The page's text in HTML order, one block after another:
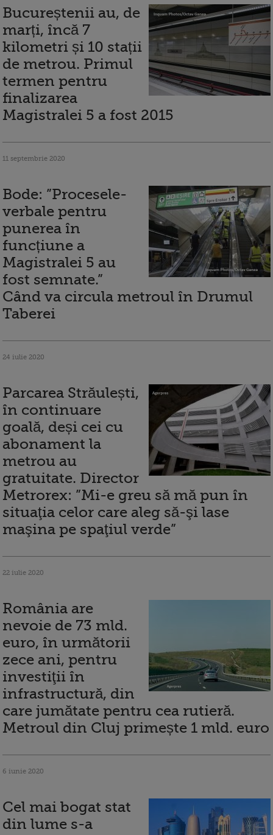
Bucureștenii au, de
marți, încă 7
kilometri și 10 stații
de metrou. Primul
termen pentru
finalizarea
Magistralei 5 a fost 2015
11 septembrie 2020
Bode: ”Procesele-
verbale pentru
punerea în
funcțiune a
Magistralei 5 au
fost semnate.”
Când va circula metroul în Drumul
Taberei
24 iulie 2020
Parcarea Străulești,
în continuare
goală, deși cei cu
abonament la
metrou au
gratuitate. Director
Metrorex: ”Mi-e greu să mă pun în
situaţia celor care aleg să-şi lase
maşina pe spaţiul verde”
22 iulie 2020
România are
nevoie de 73 mld.
euro, în următorii
zece ani, pentru
investiţii în
infrastructură, din
care jumătate pentru cea rutieră.
Metroul din Cluj primește 1 mld. euro
6 iunie 2020
Cel mai bogat stat
din lume s-a